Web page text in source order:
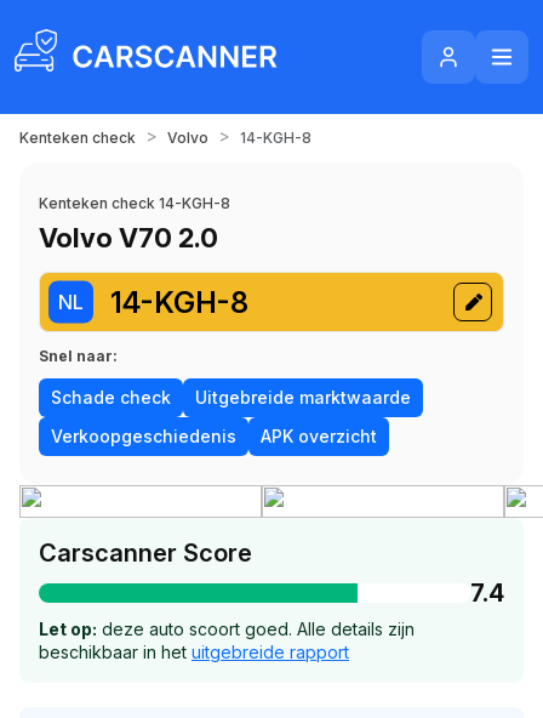
Kenteken check > Volvo > 14-KGH-8
Kenteken check 14-KGH-8
Volvo V70 2.0
NL 14-KGH-8
Snel naar:
Schade check
Uitgebreide marktwaarde
Verkoopgeschiedenis
APK overzicht
Carscanner Score
7.4
Let op: deze auto scoort goed. Alle details zijn
beschikbaar in het uitgebreide rapport